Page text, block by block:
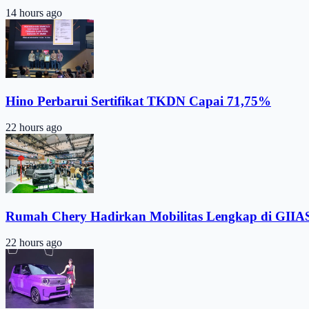
14 hours ago
Hino Perbarui Sertifikat TKDN Capai 71,75%
22 hours ago
Rumah Chery Hadirkan Mobilitas Lengkap di
22 hours ago